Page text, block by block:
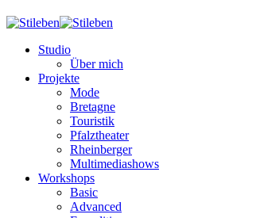
Studio
Über mich
Projekte
Mode
Bretagne
Touristik
Pfalztheater
Rheinberger
Multimediashows
Workshops
Basic
Advanced